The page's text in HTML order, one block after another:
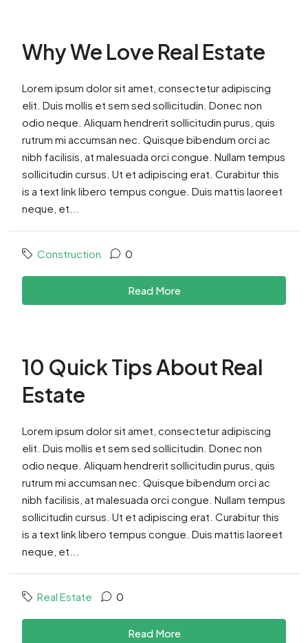
Why We Love Real Estate
Lorem ipsum dolor sit amet, consectetur adipiscing
elit. Duis mollis et sem sed sollicitudin. Donec non
odio neque. Aliquam hendrerit sollicitudin purus, quis
rutrum mi accumsan nec. Quisque bibendum orci ac
nibh facilisis, at malesuada orci congue. Nullam tempus
sollicitudin cursus. Ut et adipiscing erat. Curabitur this
is a text link libero tempus congue. Duis mattis laoreet
neque, et...
Construction 0
Read More
10 Quick Tips About Real
Estate
Lorem ipsum dolor sit amet, consectetur adipiscing
elit. Duis mollis et sem sed sollicitudin. Donec non
odio neque. Aliquam hendrerit sollicitudin purus, quis
rutrum mi accumsan nec. Quisque bibendum orci ac
nibh facilisis, at malesuada orci congue. Nullam tempus
sollicitudin cursus. Ut et adipiscing erat. Curabitur this
is a text link libero tempus congue. Duis mattis laoreet
neque, et...
Real Estate 0
Read More